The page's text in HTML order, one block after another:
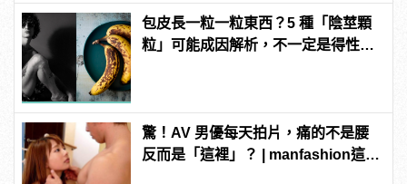
包皮長一粒一粒東西？5 種「陰莖顆
粒」可能成因解析，不一定是得性
驚！AV 男優每天拍片，痛的不是腰
反而是「這裡」？ | manfashion這樣